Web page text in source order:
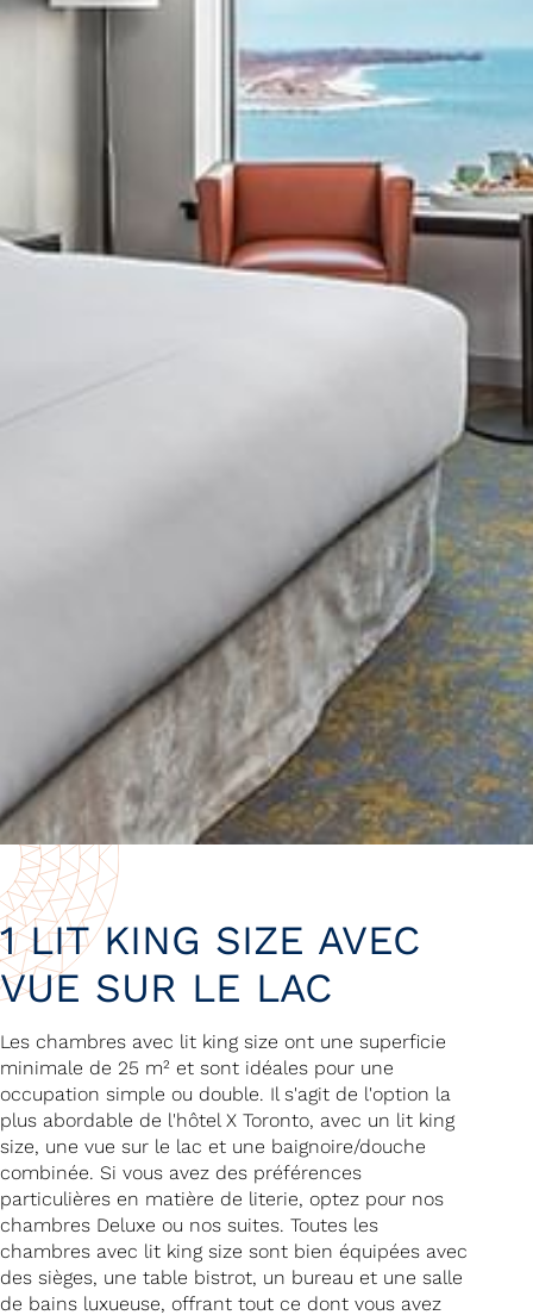
1 LIT KING SIZE AVEC
VUE SUR LE LAC
Les chambres avec lit king size ont une superficie
minimale de 25 m² et sont idéales pour une
occupation simple ou double. Il s'agit de l'option la
plus abordable de l'hôtel X Toronto, avec un lit king
size, une vue sur le lac et une baignoire/douche
combinée. Si vous avez des préférences
particulières en matière de literie, optez pour nos
chambres Deluxe ou nos suites. Toutes les
chambres avec lit king size sont bien équipées avec
des sièges, une table bistrot, un bureau et une salle
de bains luxueuse, offrant tout ce dont vous avez